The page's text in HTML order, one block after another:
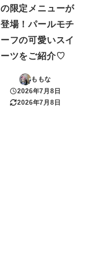
の限定メニューが
登場！パールモチ
ーフの可愛いスイ
ーツをご紹介♡
ももな
投稿日
2026年7月8日
更新日
2026年7月8日